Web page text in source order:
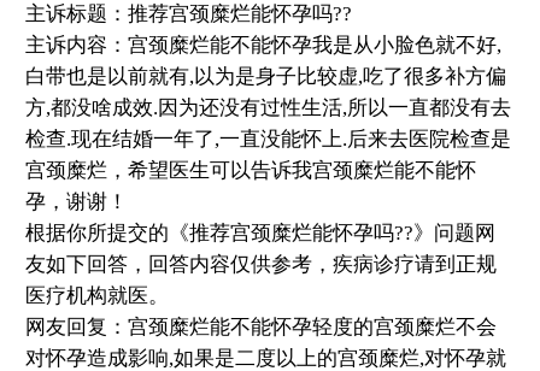
主诉标题：推荐宫颈糜烂能怀孕吗??
主诉内容：宫颈糜烂能不能怀孕我是从小脸色就不好,
白带也是以前就有,以为是身子比较虚,吃了很多补方偏
方,都没啥成效.因为还没有过性生活,所以一直都没有去
检查.现在结婚一年了,一直没能怀上.后来去医院检查是
宫颈糜烂，希望医生可以告诉我宫颈糜烂能不能怀
孕，谢谢！
根据你所提交的《推荐宫颈糜烂能怀孕吗??》问题网
友如下回答，回答内容仅供参考，疾病诊疗请到正规
医疗机构就医。
网友回复：宫颈糜烂能不能怀孕轻度的宫颈糜烂不会
对怀孕造成影响,如果是二度以上的宫颈糜烂,对怀孕就